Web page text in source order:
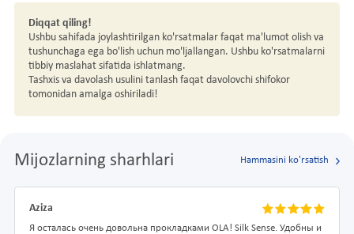
Diqqat qiling!
Ushbu sahifada joylashtirilgan ko'rsatmalar faqat ma'lumot olish va
tushunchaga ega bo'lish uchun mo'ljallangan. Ushbu ko'rsatmalarni
tibbiy maslahat sifatida ishlatmang.
Tashxis va davolash usulini tanlash faqat davolovchi shifokor
tomonidan amalga oshiriladi!
Mijozlarning sharhlari Hammasini ko'rsatish
Aziza
Я осталась очень довольна прокладками OLA! Silk Sense. Удобны и